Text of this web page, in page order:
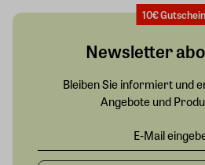
10€
Newsletter
Bleiben Sie informiert und
Angebote und